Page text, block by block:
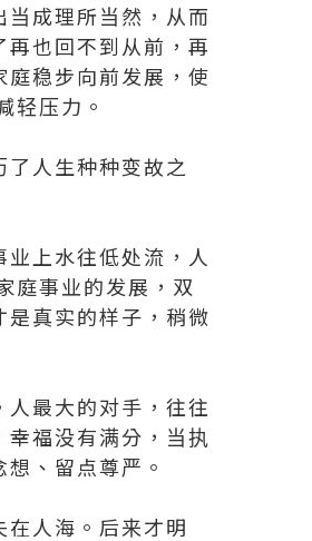
成理所当然，从而
也回不到从前，再
稳步向前发展，使
轻压力。
人生种种变故之
上水往低处流，人
庭事业的发展，双
真实的样子，稍微
最大的对手，往往
福没有满分，当执
、留点尊严。
人海。后来才明